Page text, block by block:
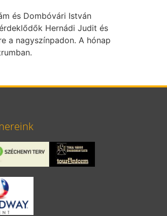
és Dombóvári István
Hernádi Judit és
a nagyszínpadon. A hónap